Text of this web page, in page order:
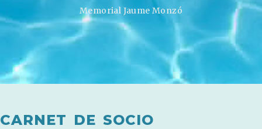
Memorial Jaume Monzó
CARNET DE SOCIO